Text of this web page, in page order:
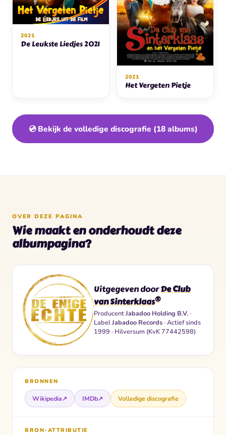
2021
De Leukste Liedjes 2021
2021
Het Vergeten Pietje
💿 Bekijk de volledige discografie (18 albums)
OVER DEZE PAGINA
Wie maakt en onderhoudt deze
albumpagina?
Uitgegeven doorDe Club
van Sinterklaas®
ProducentJabadoo Holding B.V.·
LabelJabadoo Records· Actief sinds
1999 · Hilversum (KvK 77442598)
BRONNEN
Wikipedia↗ IMDb↗ Volledige discografie
BRON-ATTRIBUTIE